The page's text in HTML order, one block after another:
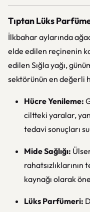
Tıptan Lüks
İlkbahar aylarında
elde edilen reçinenin
edilen Sığla yağı,
sektörünün en değerli
Hücre Yenileme:
ciltteki yaralar,
tedavi sonuçları
Mide Sağlığı:
kaynağı olarak
Lüks Parfümeri: